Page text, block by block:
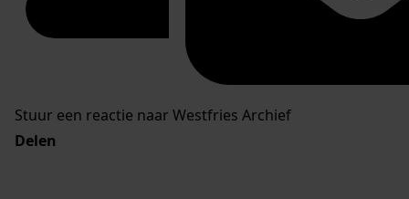
Stuur een reactie naar Westfries Archief
Delen